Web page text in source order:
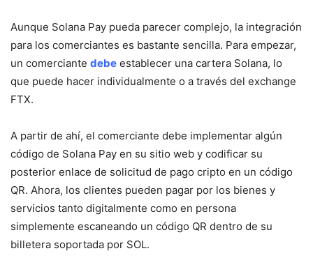
Aunque Solana Pay pueda parecer complejo, la integración
para los comerciantes es bastante sencilla. Para empezar,
un comerciante debe establecer una cartera Solana, lo
que puede hacer individualmente o a través del exchange
FTX.
A partir de ahí, el comerciante debe implementar algún
código de Solana Pay en su sitio web y codificar su
posterior enlace de solicitud de pago cripto en un código
QR. Ahora, los clientes pueden pagar por los bienes y
servicios tanto digitalmente como en persona
simplemente escaneando un código QR dentro de su
billetera soportada por SOL.